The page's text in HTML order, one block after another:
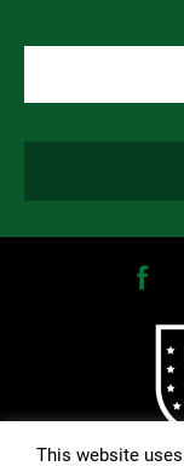
This website